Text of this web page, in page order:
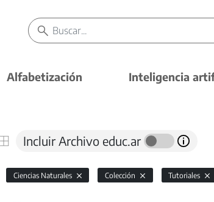
Alfabetización Inteligencia
Incluir Archivo educ.ar
Ciencias Naturales Colección Tutoriales